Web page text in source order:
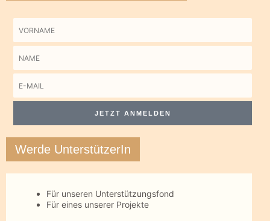
Vorname
Name
E-
Mail
JETZT ANMELDEN
Werde UnterstützerIn
Für unseren Unterstützungsfond
Für eines unserer Projekte